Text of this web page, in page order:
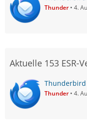
Thunder 4.
Aktuelle 153 ESR-
Thunderbird
Thunder 4.